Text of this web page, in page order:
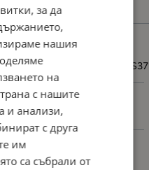
TR4756i/TS3750i/
за да
нашия
на
с нашите
и анализи,
с друга
им
са събрали от